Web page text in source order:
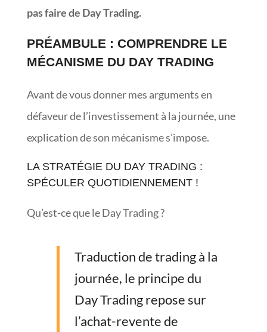
pas faire de Day Trading.
PRÉAMBULE : COMPRENDRE LE
MÉCANISME DU DAY TRADING
Avant de vous donner mes arguments en
défaveur de l’investissement à la journée, une
explication de son mécanisme s’impose.
LA STRATÉGIE DU DAY TRADING :
SPÉCULER QUOTIDIENNEMENT !
Qu’est-ce que le Day Trading ?
Traduction de trading à la
journée, le principe du
Day Trading repose sur
l’achat-revente de